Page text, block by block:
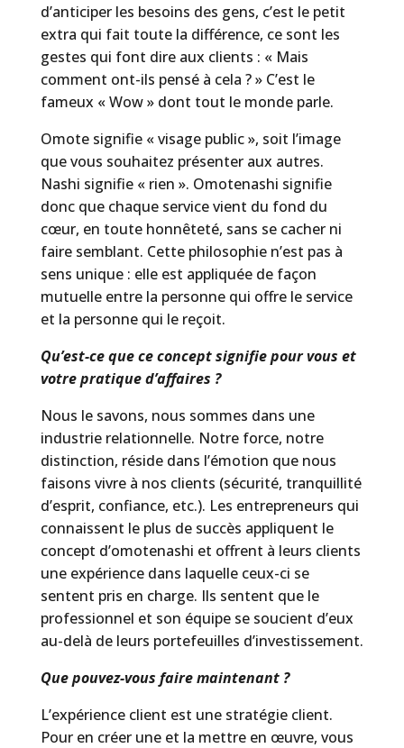
d’anticiper les besoins des gens, c’est le petit
extra qui fait toute la différence, ce sont les
gestes qui font dire aux clients : « Mais
comment ont-ils pensé à cela ? » C’est le
fameux « Wow » dont tout le monde parle.
Omote signifie « visage public », soit l’image
que vous souhaitez présenter aux autres.
Nashi signifie « rien ». Omotenashi signifie
donc que chaque service vient du fond du
cœur, en toute honnêteté, sans se cacher ni
faire semblant. Cette philosophie n’est pas à
sens unique : elle est appliquée de façon
mutuelle entre la personne qui offre le service
et la personne qui le reçoit.
Qu’est-ce que ce concept signifie pour vous et
votre pratique d’affaires ?
Nous le savons, nous sommes dans une
industrie relationnelle. Notre force, notre
distinction, réside dans l’émotion que nous
faisons vivre à nos clients (sécurité, tranquillité
d’esprit, confiance, etc.). Les entrepreneurs qui
connaissent le plus de succès appliquent le
concept d’omotenashi et offrent à leurs clients
une expérience dans laquelle ceux-ci se
sentent pris en charge. Ils sentent que le
professionnel et son équipe se soucient d’eux
au-delà de leurs portefeuilles d’investissement.
Que pouvez-vous faire maintenant ?
L’expérience client est une stratégie client.
Pour en créer une et la mettre en œuvre, vous